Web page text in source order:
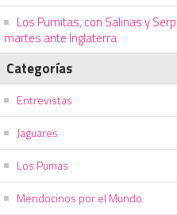
Los Pumitas, con Salinas y
martes ante Inglaterra
Categorías
Entrevistas
Jaguares
Los Pumas
Mendocinos por el Mundo